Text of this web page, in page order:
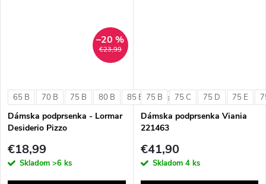
€23,99
–20 %
65 B 70 B 75 B 80 B 85 B + ďalšie
Dámska podprsenka - Lormar
Desiderio Pizzo
€18,99
Skladom >6 ks
75 B 75 C 75 D 75 E
Dámska podprsenka Viania
221463
€41,90
Skladom 4 ks